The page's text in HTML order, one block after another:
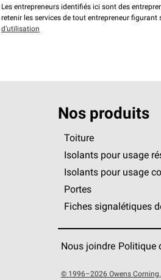
Les entrepreneurs identifiés ici sont des
retenir les services de tout entrepreneur
d’utilisation
Nos produits
Toiture
Isolants pour usage
Isolants pour usage
Portes
Fiches signalétiques
Nous joindre Politique
© 1996–2026 Owens Corning.